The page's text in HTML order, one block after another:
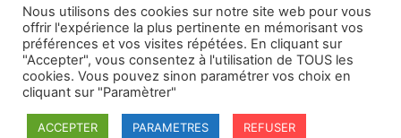
SFDI
Nous utilisons des cookies sur notre site web pour vous
offrir l'expérience la plus pertinente en mémorisant vos
préférences et vos visites répétées. En cliquant sur
"Accepter", vous consentez à l'utilisation de TOUS les
cookies. Vous pouvez sinon paramétrer vos choix en
cliquant sur "Paramètrer"
ACCEPTER PARAMETRES REFUSER